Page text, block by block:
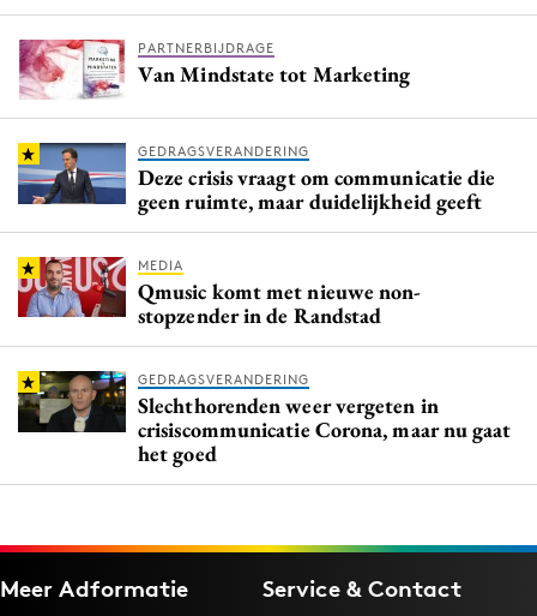
PARTNERBIJDRAGE
Van Mindstate tot Marketing
GEDRAGSVERANDERING
Deze crisis vraagt om communicatie die
geen ruimte, maar duidelijkheid geeft
MEDIA
Qmusic komt met nieuwe non-
stopzender in de Randstad
GEDRAGSVERANDERING
Slechthorenden weer vergeten in
crisiscommunicatie Corona, maar nu gaat
het goed ​​​​
Meer Adformatie Service & Contact